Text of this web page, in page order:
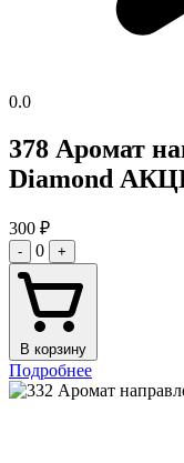
0.0
378 Аромат
Diamond
300 ₽
- 0 +
В корзину
Подробнее